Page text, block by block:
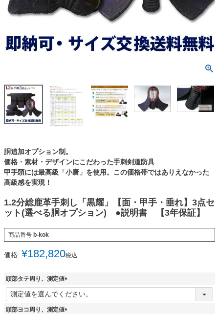
胴追加オプション制。
価格・素材・デザインにこだわった手刺剣道防具
甲手頭には最高級「小唐」を使用。この価格帯ではありえなかった
高級感を実現！
1.2分総鹿革手刺し「黒耀」【面・甲手・垂れ】3点セ
ット(選べる胴オプション) ●説明書 【3年保証】
商品番号 b-kok
価格: ¥182,820税込
頭部タテ周り、測定値
(
必
須
頭部ヨコ周り、測定値